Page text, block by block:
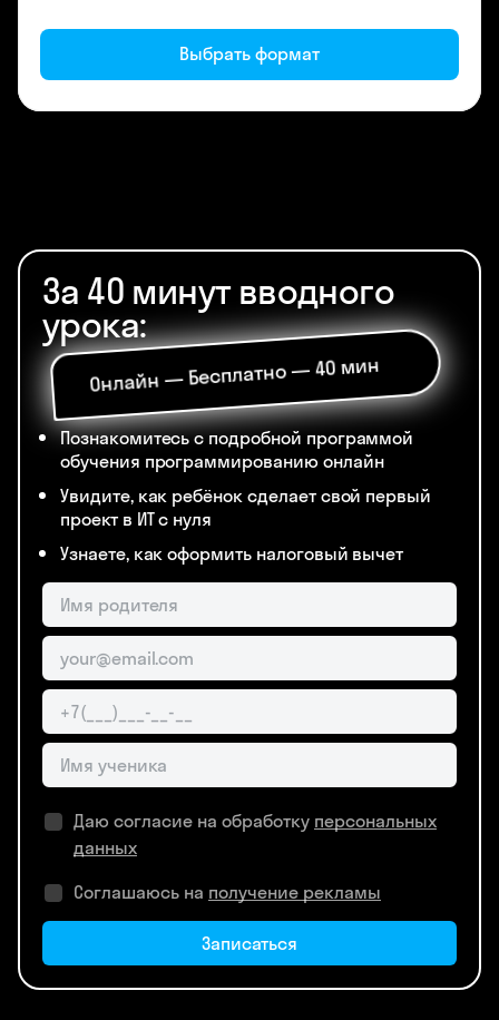
Выбрать формат
За 40 минут вводного
урока:
Онлайн — Бесплатно — 40 мин
Познакомитесь с подробной программой
обучения программированию онлайн
Увидите, как ребёнок сделает свой первый
проект в ИТ с нуля
Узнаете, как оформить налоговый вычет
Даю согласие на обработку персональных
данных
Соглашаюсь на получение рекламы
Записаться